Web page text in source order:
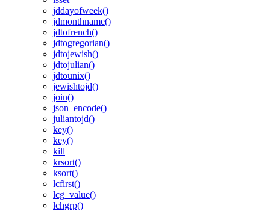
jddayofweek()
jdmonthname()
jdtofrench()
jdtogregorian()
jdtojewish()
jdtojulian()
jdtounix()
jewishtojd()
join()
json_encode()
juliantojd()
key()
key()
kill
krsort()
ksort()
lcfirst()
lcg_value()
lchgrp()